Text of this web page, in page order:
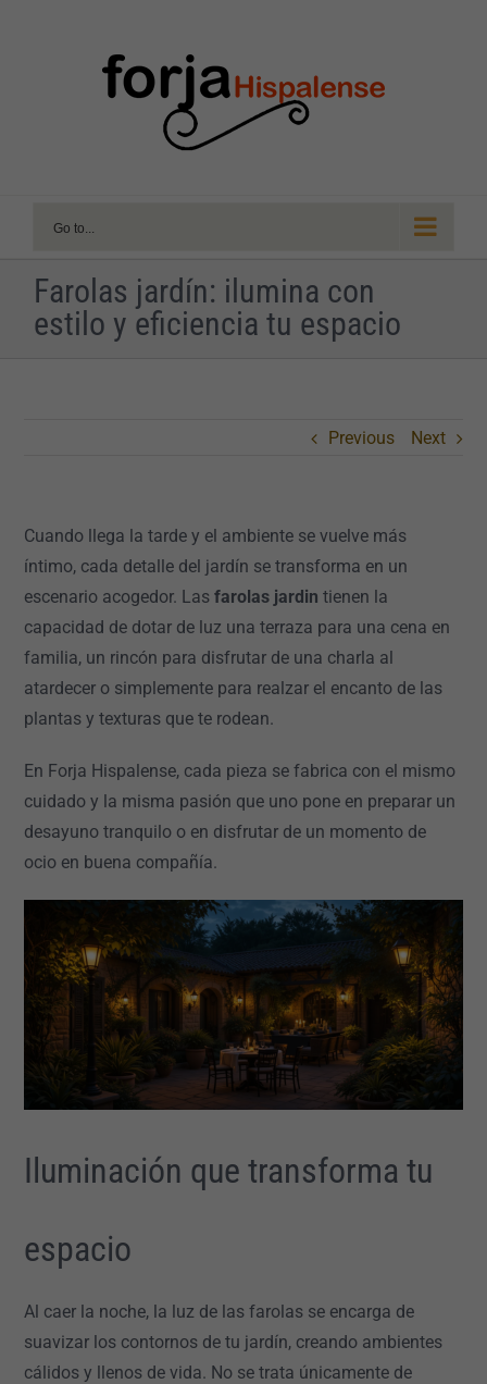
Go to...
Farolas jardín: ilumina con
estilo y eficiencia tu espacio
Previous Next
Cuando llega la tarde y el ambiente se vuelve más
íntimo, cada detalle del jardín se transforma en un
escenario acogedor. Lasfarolas jardin tienen la
capacidad de dotar de luz una terraza para una cena en
familia, un rincón para disfrutar de una charla al
atardecer o simplemente para realzar el encanto de las
plantas y texturas que te rodean.
En Forja Hispalense, cada pieza se fabrica con el mismo
cuidado y la misma pasión que uno pone en preparar un
desayuno tranquilo o en disfrutar de un momento de
ocio en buena compañía.
Iluminación que transforma tu
espacio
Al caer la noche, la luz de las farolas se encarga de
suavizar los contornos de tu jardín, creando ambientes
cálidos y llenos de vida. No se trata únicamente de